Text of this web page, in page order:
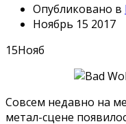
Опубликовано в
Ноябрь 15 2017
15Нояб
Совсем недавно на
метал-сцене